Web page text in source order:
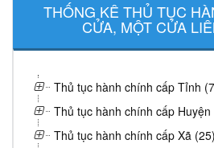
THỐNG KÊ THỦ TỤC
CỬA, MỘT CỬA
Thủ tục hành chính cấp Tỉnh
Thủ tục hành chính cấp Huyện
Thủ tục hành chính cấp Xã (25)